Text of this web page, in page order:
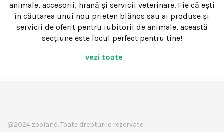
animale, accesorii, hrană și servicii veterinare. Fie că ești
în căutarea unui nou prieten blănos sau ai produse și
servicii de oferit pentru iubitorii de animale, această
secțiune este locul perfect pentru tine!
vezi toate
@2024 zooland. Toate drepturile rezervate